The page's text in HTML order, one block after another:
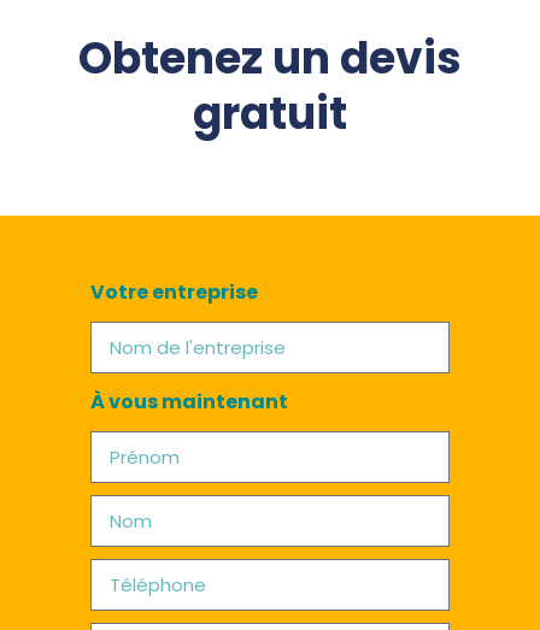
Obtenez un devis
gratuit
Votre entreprise
À vous maintenant